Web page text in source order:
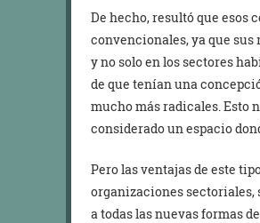
De hecho, resultó que esos
convencionales, ya que sus
y no solo en los sectores
de que tenían una
mucho más radicales. Esto
considerado un espacio
Pero las ventajas de este
organizaciones sectoriales,
a todas las nuevas formas